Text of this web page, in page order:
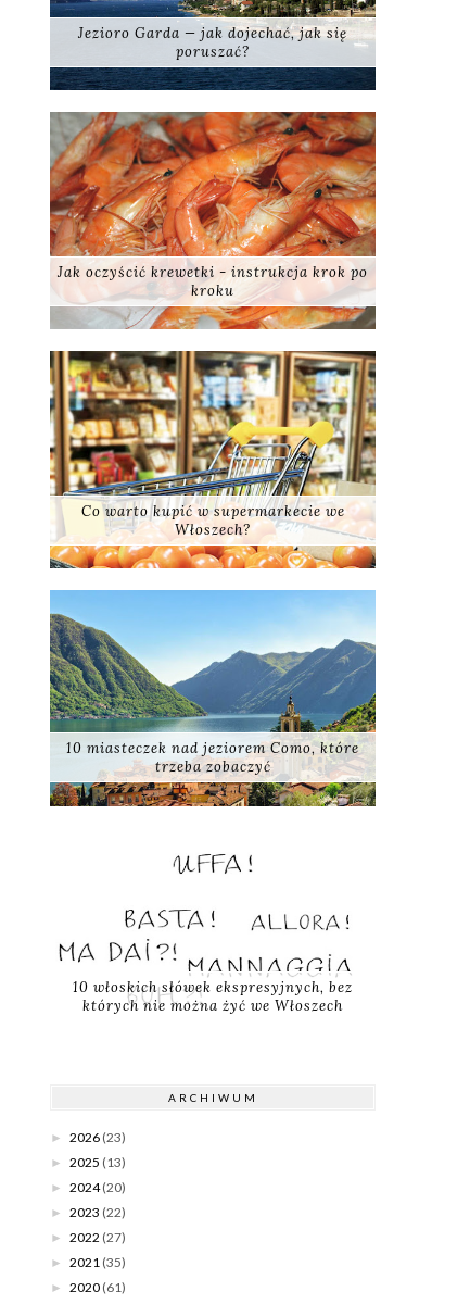
Jezioro Garda — jak dojechać, jak się
poruszać?
Jak oczyścić krewetki - instrukcja krok po
kroku
Co warto kupić w supermarkecie we
Włoszech?
10 miasteczek nad jeziorem Como, które
trzeba zobaczyć
10 włoskich słówek ekspresyjnych, bez
których nie można żyć we Włoszech
ARCHIWUM
► 2026 (23)
► 2025 (13)
► 2024 (20)
► 2023 (22)
► 2022 (27)
► 2021 (35)
► 2020 (61)